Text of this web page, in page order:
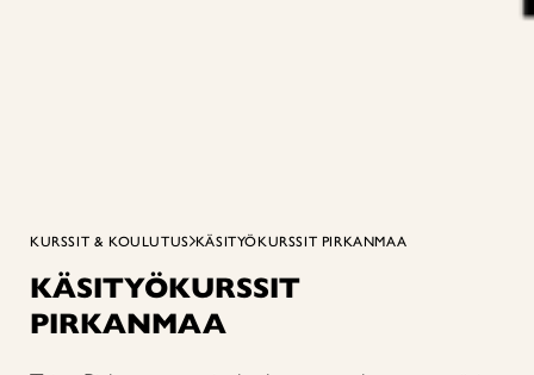
KURSSIT & KOULUTUS KÄSITYÖKURSSIT PIRKANMAA
KÄSITYÖKURSSIT
PIRKANMAA